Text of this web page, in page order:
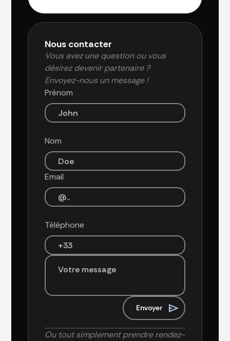
Nous contacter
Vous avez une question ou vous
désirez devenir partenaire ?
Envoyez-nous un message !
Prénom
Nom
Email
Téléphone
Ou tout simplement prendre rendez-